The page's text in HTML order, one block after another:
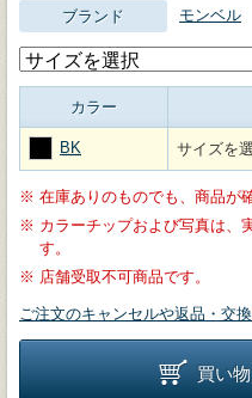
ブランド モンベル
カラー
BK サイズを
※ 在庫ありのものでも、商品が
※ カラーチップおよび写真は、
す。
※ 店舗受取不可商品です。
ご注文のキャンセルや返品・交
買い